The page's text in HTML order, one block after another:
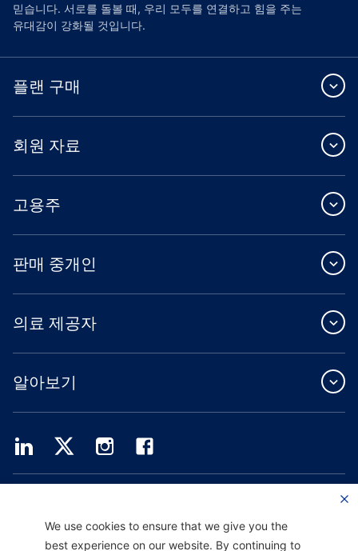
믿습니다. 서로를 돌볼 때, 우리 모두를 연결하고 힘을 주는
유대감이 강화될 것입니다.
플랜 구매
회원 자료
고용주
판매 중개인
의료 제공자
알아보기
Providence Health Assurance는 Medicare 및 Oregon Health Plan 계약을 체결한
We use cookies to ensure that we give you the
best experience on our website. By continuing to